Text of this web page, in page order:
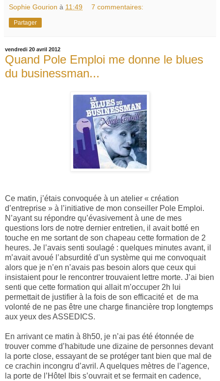
Sophie Gourion à 11:49 7 commentaires:
Partager
vendredi 20 avril 2012
Quand Pole Emploi me donne le blues
du businessman...
Ce matin, j’étais convoquée à un atelier « création
d’entreprise » à l’initiative de mon conseiller Pole Emploi.
N’ayant su répondre qu’évasivement à une de mes
questions lors de notre dernier entretien, il avait botté en
touche en me sortant de son chapeau cette formation de 2
heures. Je l’avais senti soulagé : quelques minutes avant, il
m’avait avoué l’absurdité d’un système qui me convoquait
alors que je n’en n’avais pas besoin alors que ceux qui
insistaient pour le rencontrer trouvaient lettre morte. J’ai bien
senti que cette formation qui allait m’occuper 2h lui
permettait de justifier à la fois de son efficacité et de ma
volonté de ne pas être une charge financière trop longtemps
aux yeux des ASSEDICS.
En arrivant ce matin à 8h50, je n’ai pas été étonnée de
trouver comme d’habitude une dizaine de personnes devant
la porte close, essayant de se protéger tant bien que mal de
ce crachin incongru d’avril. A quelques mètres de l’agence,
la porte de l’Hôtel Ibis s’ouvrait et se fermait en cadence,